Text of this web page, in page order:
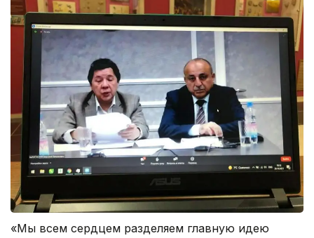
«Мы всем сердцем разделяем главную идею